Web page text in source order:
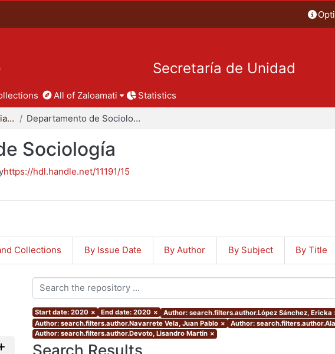
Secretaría de Unidad
All of Zaloamati Statistics
División de Ciencias Sociales y Humanidades Departamento de Sociología
Sociología
https://hdl.handle.net/11191/15
Collections By Issue Date By Author By Subject By Title
Start date: 2020 × End date: 2020 × Author: search.filters.author.López Sánchez, Ericka
Author: search.filters.author.Navarrete Vela, Juan Pablo × Author:
Author: search.filters.author.Devoto, Lisandro Martín ×
Search Results